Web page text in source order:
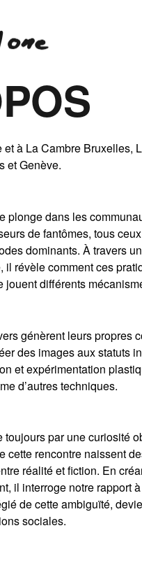
à La Cambre Bruxelles,
et Genève.
plonge dans les
de fantômes, tous
dominants. À travers
révèle comment ces
jouent différents
génèrent leurs propres
des images aux statuts
et expérimentation
d’autres techniques.
toujours par une curiosité
cette rencontre naissent
réalité et fiction. En
il interroge notre rapport
de cette ambiguïté,
sociales.